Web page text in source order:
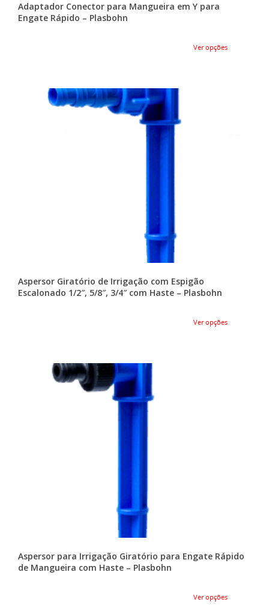
Adaptador Conector para Mangueira em Y para
Engate Rápido – Plasbohn
Ver opções
Aspersor Giratório de Irrigação com Espigão
Escalonado 1/2″, 5/8″, 3/4″ com Haste – Plasbohn
Ver opções
Aspersor para Irrigação Giratório para Engate Rápido
de Mangueira com Haste – Plasbohn
Ver opções